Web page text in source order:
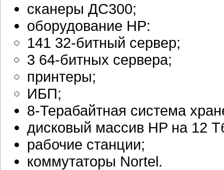
сканеры ДС300;
оборудование HP:
141 32-битный сервер;
3 64-битных сервера;
принтеры;
ИБП;
8-Терабайтная система
дисковый массив HP на 12
рабочие станции;
коммутаторы Nortel.